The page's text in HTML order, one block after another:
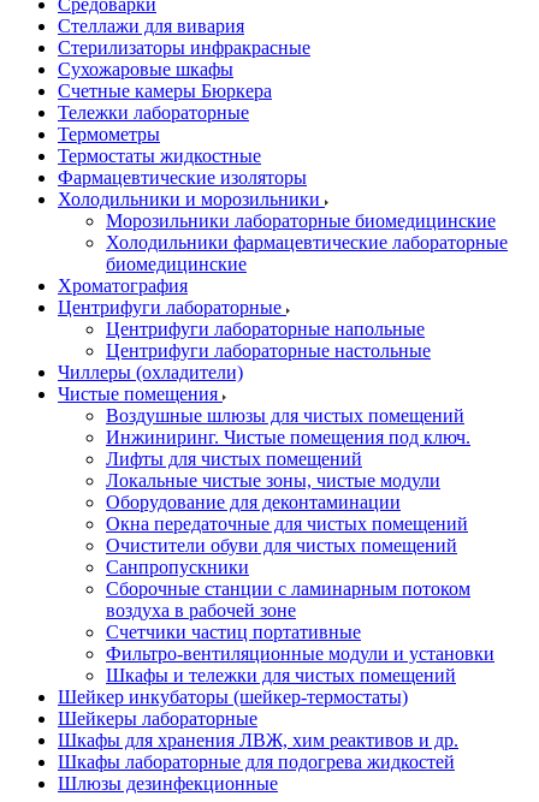
Средоварки
Стеллажи для вивария
Стерилизаторы инфракрасные
Сухожаровые шкафы
Счетные камеры Бюркера
Тележки лабораторные
Термометры
Термостаты жидкостные
Фармацевтические изоляторы
Холодильники и морозильники
Морозильники лабораторные биомедицинские
Холодильники фармацевтические лабораторные
биомедицинские
Хроматография
Центрифуги лабораторные
Центрифуги лабораторные напольные
Центрифуги лабораторные настольные
Чиллеры (охладители)
Чистые помещения
Воздушные шлюзы для чистых помещений
Инжиниринг. Чистые помещения под ключ.
Лифты для чистых помещений
Локальные чистые зоны, чистые модули
Оборудование для деконтаминации
Окна передаточные для чистых помещений
Очистители обуви для чистых помещений
Санпропускники
Сборочные станции с ламинарным потоком
воздуха в рабочей зоне
Счетчики частиц портативные
Фильтро-вентиляционные модули и установки
Шкафы и тележки для чистых помещений
Шейкер инкубаторы (шейкер-термостаты)
Шейкеры лабораторные
Шкафы для хранения ЛВЖ, хим реактивов и др.
Шкафы лабораторные для подогрева жидкостей
Шлюзы дезинфекционные